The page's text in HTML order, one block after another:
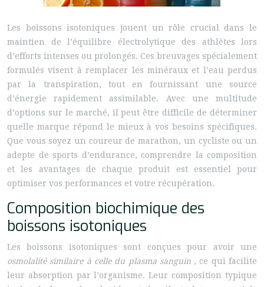
Les boissons isotoniques jouent un rôle crucial dans le
maintien de l’équilibre électrolytique des athlètes lors
d’efforts intenses ou prolongés. Ces breuvages spécialement
formulés visent à remplacer les minéraux et l’eau perdus
par la transpiration, tout en fournissant une source
d’énergie rapidement assimilable. Avec une multitude
d’options sur le marché, il peut être difficile de déterminer
quelle marque répond le mieux à vos besoins spécifiques.
Que vous soyez un coureur de marathon, un cycliste ou un
adepte de sports d’endurance, comprendre la composition
et les avantages de chaque produit est essentiel pour
optimiser vos performances et votre récupération.
Composition biochimique des
boissons isotoniques
Les boissons isotoniques sont conçues pour avoir une
osmolalité similaire à celle du plasma sanguin , ce qui facilite
leur absorption par l’organisme. Leur composition typique